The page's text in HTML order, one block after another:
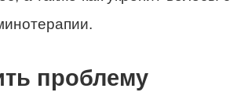
проблему